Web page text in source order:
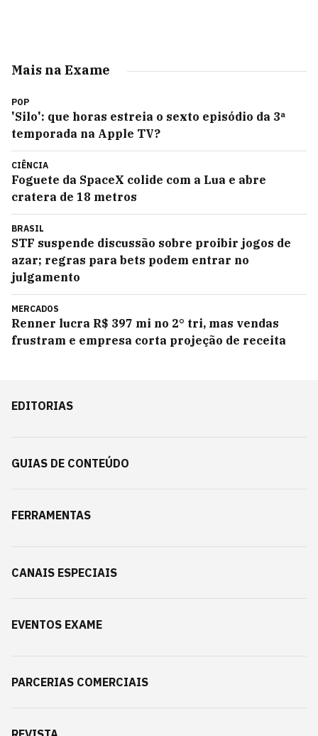
Mais na Exame
POP
'Silo': que horas estreia o sexto episódio da 3ª
temporada na Apple TV?
CIÊNCIA
Foguete da SpaceX colide com a Lua e abre
cratera de 18 metros
BRASIL
STF suspende discussão sobre proibir jogos de
azar; regras para bets podem entrar no
julgamento
MERCADOS
Renner lucra R$ 397 mi no 2° tri, mas vendas
frustram e empresa corta projeção de receita
EDITORIAS
GUIAS DE CONTEÚDO
FERRAMENTAS
CANAIS ESPECIAIS
EVENTOS EXAME
PARCERIAS COMERCIAIS